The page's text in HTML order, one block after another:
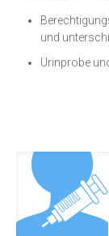
und
Urinprobe